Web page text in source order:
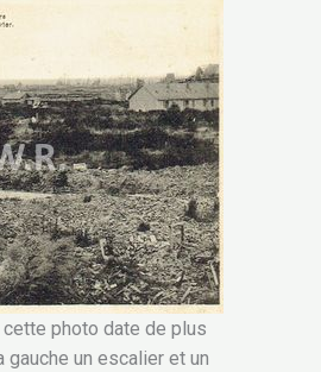
photo date de plus
gauche un escalier et un